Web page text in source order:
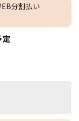
分割払い